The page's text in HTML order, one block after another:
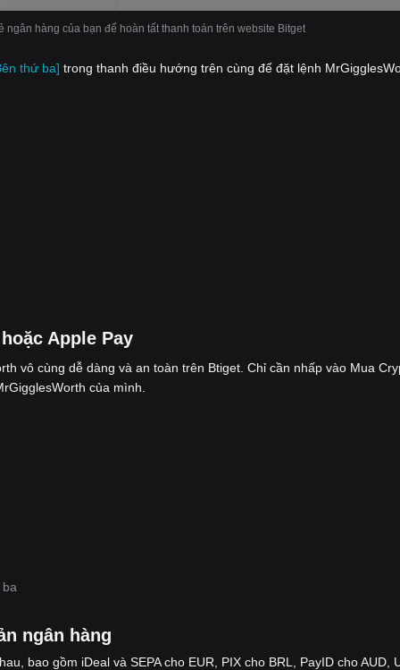
ngân hàng của bạn để hoàn tất thanh toán trên website Bitget
thứ ba] trong thanh điều hướng trên cùng để đặt lệnh
Apple Pay
vô cùng dễ dàng và an toàn trên Btiget. Chỉ cần nhấp vào Mua
của mình.
ngân hàng
bao gồm iDeal và SEPA cho EUR, PIX cho BRL, PayID cho AUD,